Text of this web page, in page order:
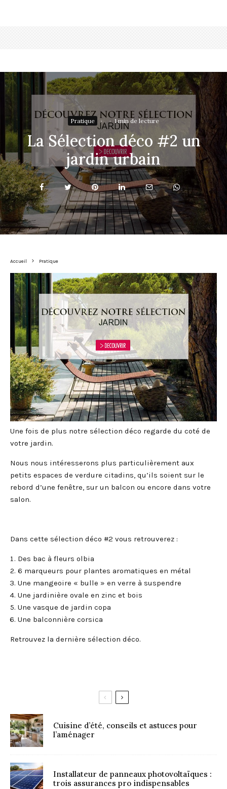
Pratique · · 1 min de lecture
La Sélection déco #2 un
jardin urbain
Accueil Pratique
Une fois de plus notre sélection déco regarde du coté de
votre jardin.
Nous nous intéresserons plus particulièrement aux
petits espaces de verdure citadins, qu’ils soient sur le
rebord d’une fenêtre, sur un balcon ou encore dans votre
salon.
Dans cette sélection déco #2 vous retrouverez :
Des bac à fleurs olbia
6 marqueurs pour plantes aromatiques en métal
Une mangeoire « bulle » en verre à suspendre
Une jardinière ovale en zinc et bois
Une vasque de jardin copa
Une balconnière corsica
Retrouvez la dernière sélection déco.
Cuisine d’été, conseils et astuces pour
l’aménager
Installateur de panneaux photovoltaïques :
trois assurances pro indispensables